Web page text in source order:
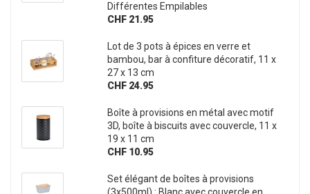
Différentes Empilables
CHF 21.95
Lot de 3 pots à épices en verre et
bambou, bar à confiture décoratif, 11 x
27 x 13 cm
CHF 24.95
Boîte à provisions en métal avec motif
3D, boîte à biscuits avec couvercle, 11 x
19 x 11 cm
CHF 10.95
Set élégant de boîtes à provisions